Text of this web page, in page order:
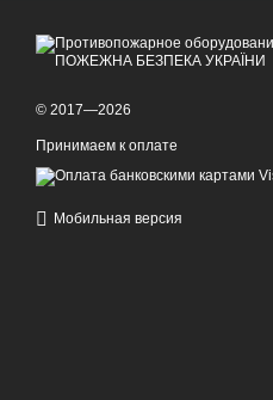
© 2017—2026
Принимаем к оплате
Мобильная версия